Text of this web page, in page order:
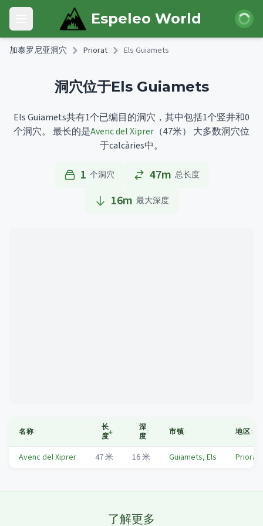
Skip to main content
Open main menu Espeleo World 登录
加泰罗尼亚洞穴 Priorat Els Guiamets
洞穴位于Els Guiamets
Els Guiamets共有1个已编目的洞穴，其中包括1个竖井和0
个洞穴。
最长的是Avenc del Xiprer （47米）
大多数洞穴位
于calcàries中。
1 个洞穴 47m 总长度
16m 最大深度
名称↕
长
度↓
深
度↕ 市镇↕ 地区↕
Avenc del Xiprer 47米 16米 Guiamets, Els Priorat
了解更多